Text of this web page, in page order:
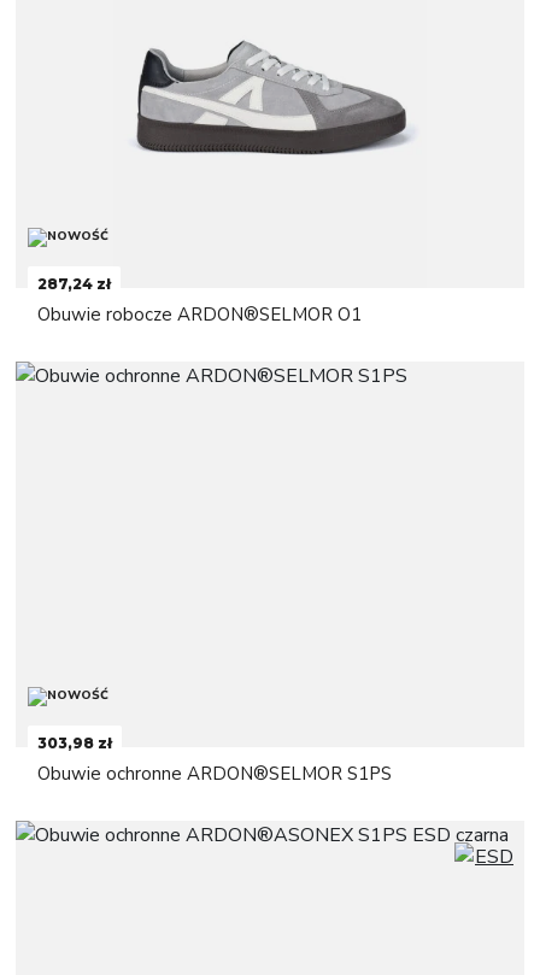
287,24 zł
Obuwie robocze ARDON®SELMOR O1
303,98 zł
Obuwie ochronne ARDON®SELMOR S1PS